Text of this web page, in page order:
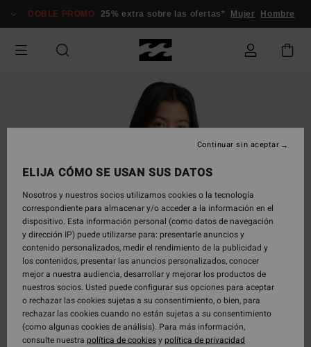
información
DOBLE PROMO 25% extra sobre las ofertas* Mujer Hombre
ELIJA CÓMO SE USAN SUS DATOS
Nosotros y nuestros socios utilizamos cookies o la tecnología
correspondiente para almacenar y/o acceder a la información en el
dispositivo. Esta información personal (como datos de navegación
y dirección IP) puede utilizarse para: presentarle anuncios y
contenido personalizados, medir el rendimiento de la publicidad y
los contenidos, presentar las anuncios personalizados, conocer
mejor a nuestra audiencia, desarrollar y mejorar los productos de
nuestros socios. Usted puede configurar sus opciones para aceptar
o rechazar las cookies sujetas a su consentimiento, o bien, para
rechazar las cookies cuando no están sujetas a su consentimiento
(como algunas cookies de análisis). Para más información,
consulte nuestra política de cookiesypolítica de privacidad
Continuar sin aceptar